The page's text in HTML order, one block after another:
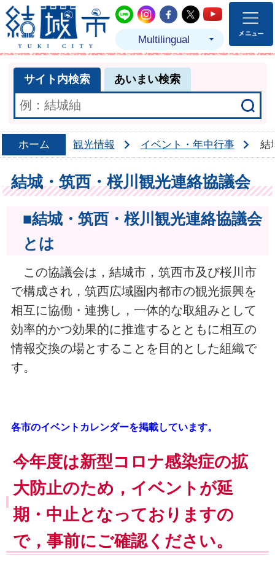
結城市公式LINE
結城市公式Instagram
結城市公式
結城市公式
結城市
Multilingual
サイト内検索 あいまい検索
ホーム 観光情報 イベント・年中行事 結
結城・筑西・桜川観光連絡協議会
■結城・筑西・桜川観光連絡協議会
とは
この協議会は，結城市，筑西市及び桜川市
で構成され，筑西広域圏内都市の観光振興を
相互に協働・連携し，一体的な取組みとして
効率的かつ効果的に推進するとともに相互の
情報交換の場とすることを目的とした組織で
す。
各市のイベントカレンダーを掲載しています。
今年度は新型コロナ感染症の拡
大防止のため，イベントが延
期・中止となっておりますの
で，事前にご確認ください。